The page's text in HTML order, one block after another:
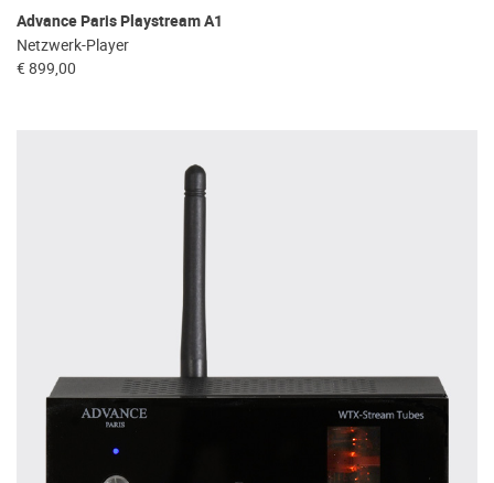
Advance Paris Playstream A1
Netzwerk-Player
€ 899,00